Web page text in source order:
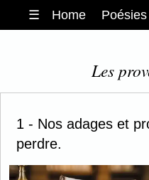
☰ Home Poésies
Les
1 - Nos adages et
perdre.